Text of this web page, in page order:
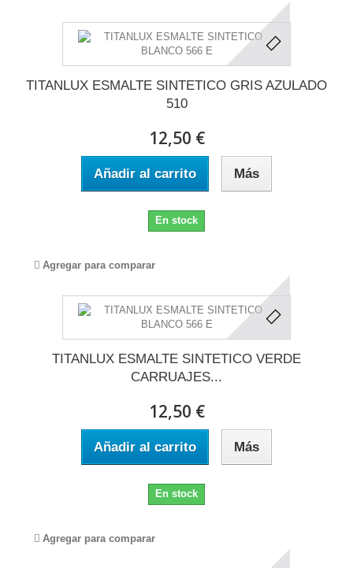
TITANLUX ESMALTE SINTETICO GRIS AZULADO
510
12,50 €
Añadir al carrito Más
En stock
Agregar para comparar
TITANLUX ESMALTE SINTETICO VERDE
CARRUAJES...
12,50 €
Añadir al carrito Más
En stock
Agregar para comparar